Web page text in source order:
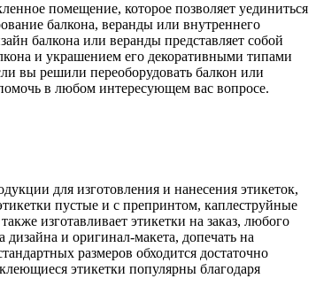
помещение, которое позволяет уединиться
балкона, веранды или внутреннего
балкона или веранды представляет собой
и украшением его декоративными типами
вы решили переоборудовать балкон или
в любом интересующем вас вопросе.
для изготовления и нанесения этикеток,
пустые и с препринтом, каплеструйные
изготавливает этикетки на заказ, любого
и оригинал-макета, допечать на
размеров обходится достаточно
этикетки популярны благодаря